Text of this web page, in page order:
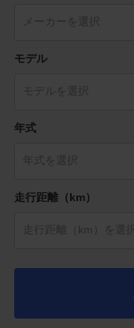
モデル
年式
走行距離（km）